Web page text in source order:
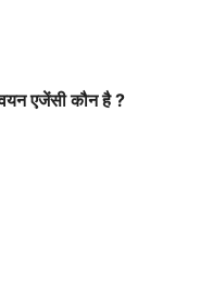
एजेंसी कौन है ?